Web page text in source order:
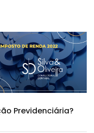
Previdenciária?